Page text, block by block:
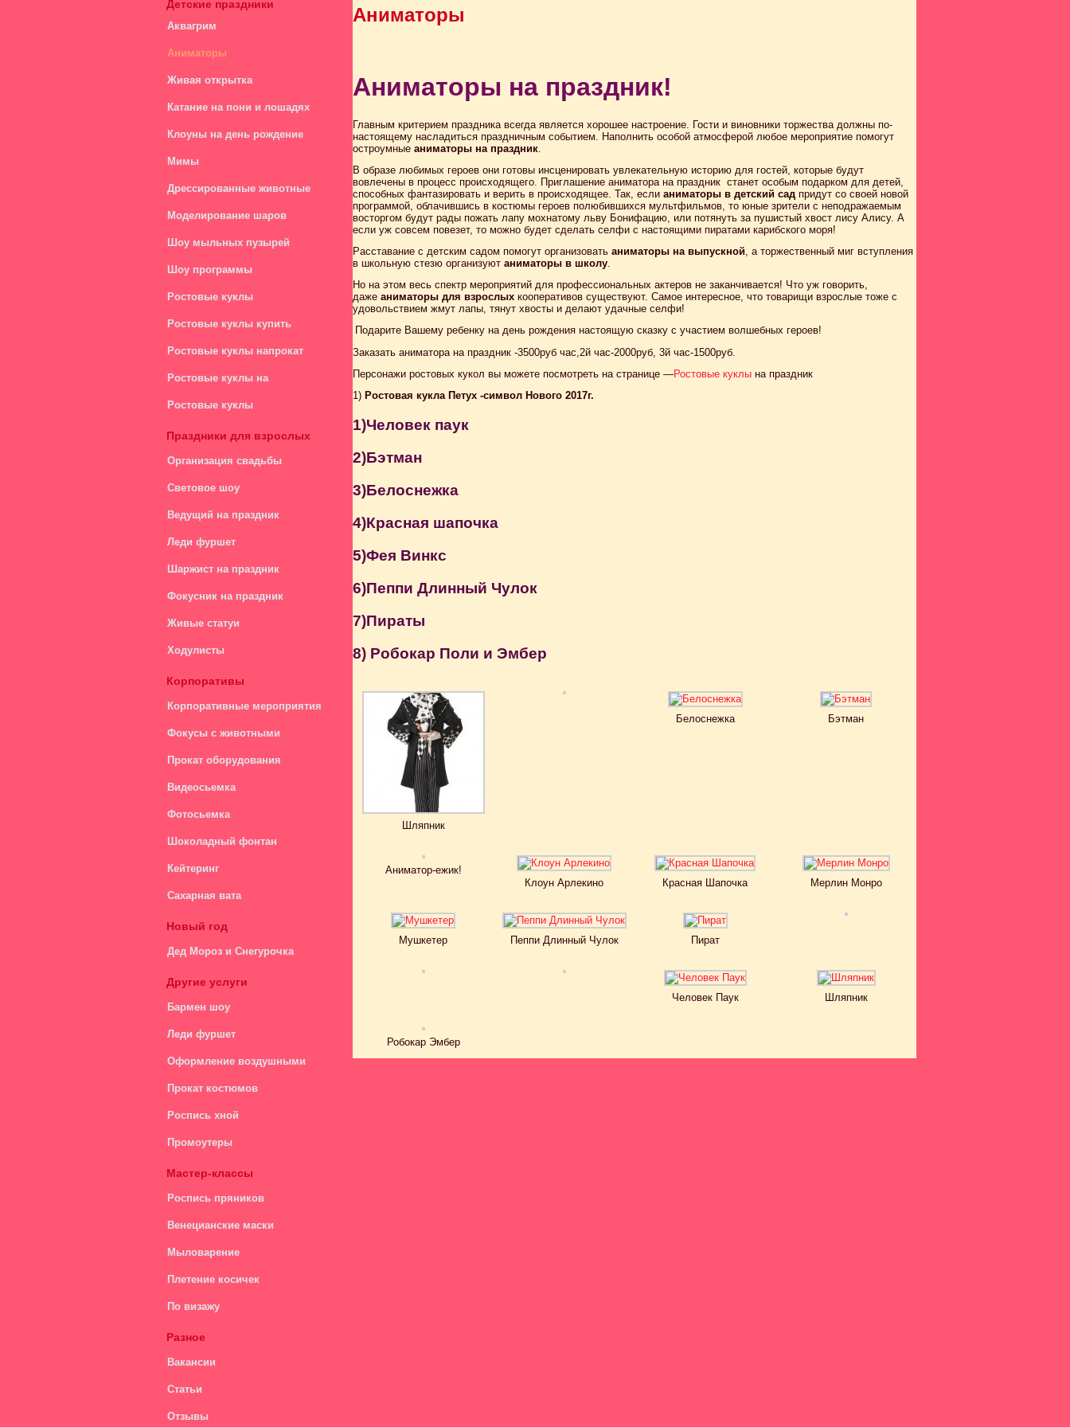
Детские праздники
Аквагрим
Аниматоры
Живая открытка
Катание на пони и лошадях
Клоуны на день рождение
Мимы
Дрессированные животные
Моделирование шаров
Шоу мыльных пузырей
Шоу программы
Ростовые куклы
Ростовые куклы купить
Ростовые куклы напрокат
Ростовые куклы на
мероприятия
Ростовые куклы
изготовление.
Праздники для взрослых
Организация свадьбы
Световое шоу
Ведущий на праздник
Леди фуршет
Шаржист на праздник
Фокусник на праздник
Живые статуи
Ходулисты
Корпоративы
Корпоративные мероприятия
Фокусы с животными
Прокат оборудования
Видеосьемка
Фотосьемка
Шоколадный фонтан
Кейтеринг
Сахарная вата
Новый год
Дед Мороз и Снегурочка
Другие услуги
Бармен шоу
Леди фуршет
Оформление воздушными
шарами
Прокат костюмов
Роспись хной
Промоутеры
Мастер-классы
Роспись пряников
Венецианские маски
Мыловарение
Плетение косичек
По визажу
Разное
Вакансии
Статьи
Отзывы
Аниматоры
Аниматоры на праздник!
Главным критерием праздника всегда является хорошее настроение. Гости и виновники торжества должны по-
настоящему насладиться праздничным событием. Наполнить особой атмосферой любое мероприятие помогут
остроумные аниматоры на праздник.
В образе любимых героев они готовы инсценировать увлекательную историю для гостей, которые будут
вовлечены в процесс происходящего. Приглашение аниматора на праздник станет особым подарком для детей,
способных фантазировать и верить в происходящее. Так, если аниматоры в детский сад придут со своей новой
программой, облачившись в костюмы героев полюбившихся мультфильмов, то юные зрители с неподражаемым
восторгом будут рады пожать лапу мохнатому льву Бонифацию, или потянуть за пушистый хвост лису Алису. А
если уж совсем повезет, то можно будет сделать селфи с настоящими пиратами карибского моря!
Расставание с детским садом помогут организовать аниматоры на выпускной, а торжественный миг вступления
в школьную стезю организуют аниматоры в школу.
Но на этом весь спектр мероприятий для профессиональных актеров не заканчивается! Что уж говорить,
даже аниматоры для взрослых кооперативов существуют. Самое интересное, что товарищи взрослые тоже с
удовольствием жмут лапы, тянут хвосты и делают удачные селфи!
Подарите Вашему ребенку на день рождения настоящую сказку с участием волшебных героев!
Заказать аниматора на праздник -3500руб час,2й час-2000руб, 3й час-1500руб.
Персонажи ростовых кукол вы можете посмотреть на странице —Ростовые куклы на праздник
1) Ростовая кукла Петух -символ Нового 2017г.
1)Человек паук
2)Бэтман
3)Белоснежка
4)Красная шапочка
5)Фея Винкс
6)Пеппи Длинный Чулок
7)Пираты
8) Робокар Поли и Эмбер
Шляпник
Белоснежка Бэтман
Аниматор-ежик!
Клоун Арлекино
Красная Шапочка Мерлин Монро
Мушкетер Пеппи Длинный Чулок Пират
Человек Паук Шляпник
Робокар Эмбер